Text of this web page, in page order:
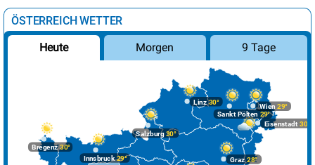
ÖSTERREICH WETTER
Heute Morgen 9 Tage
Bregenz30°
Graz28°
Innsbruck29°
Linz30°
Salzburg30°
Wien 29°
Eisenstadt 30°
Sankt Pölten 29°